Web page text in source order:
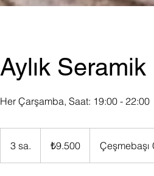
Aylık
Her Çarşamba, Saat: 19:00 - 22:00
3 sa.
s
lirası₺9.500